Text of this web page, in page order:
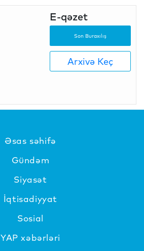
E-qəzet
Son Buraxılış
Arxivə Keç
Əsas səhifə
Gündəm
Siyasət
İqtisadiyyat
Sosial
YAP xəbərləri